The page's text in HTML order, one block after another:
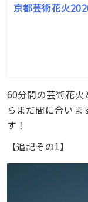
京都芸術花火
60分間の芸術花火
らまだ間に合い
す！
【追記その1】